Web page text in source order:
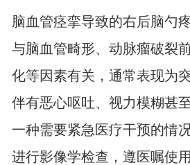
脑血管痉挛导致的右后脑勺
与脑血管畸形、动脉瘤破裂
化等因素有关，通常表现为
伴有恶心呕吐、视力模糊甚
一种需要紧急医疗干预的情
进行影像学检查，遵医嘱使